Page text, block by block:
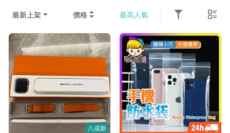
最新上架 價格 最高人氣
八成新